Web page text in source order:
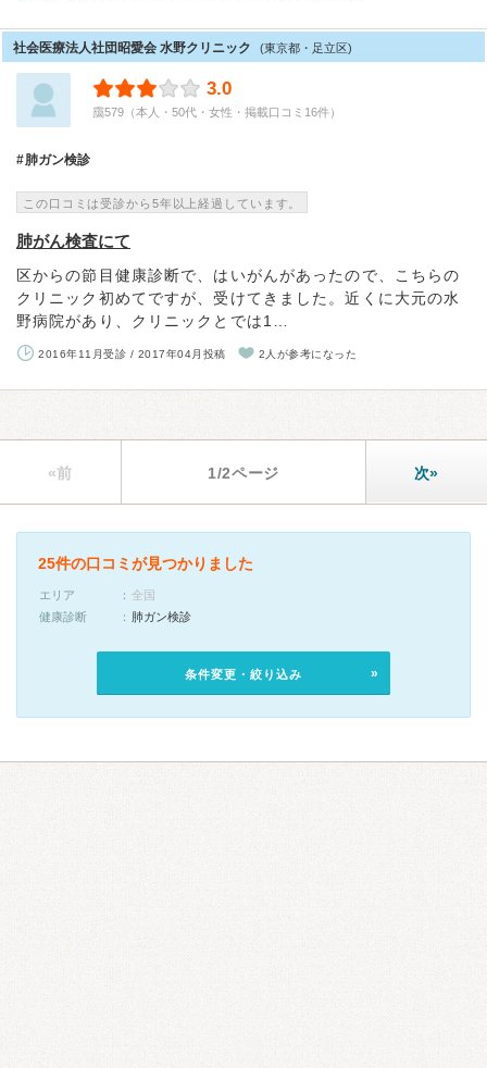
社会医療法人社団昭愛会 水野クリニック (東京都・足立区)
3.0
靄579（本人・50代・女性・掲載口コミ16件）
肺ガン検診
この口コミは受診から5年以上経過しています。
肺がん検査にて
区からの節目健康診断で、はいがんがあったので、こちらの
クリニック初めてですが、受けてきました。近くに大元の水
野病院があり、クリニックとでは1…
2016年11月受診 / 2017年04月投稿 2人が参考になった
«前 1/2ページ 次»
25件の口コミが見つかりました
エリア
全国
健康診断
肺ガン検診
条件変更・絞り込み